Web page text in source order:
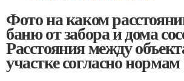
Фото на каком
баню от забора и дома
Расстояния между
участке согласно нормам